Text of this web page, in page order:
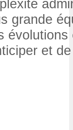
grande
et